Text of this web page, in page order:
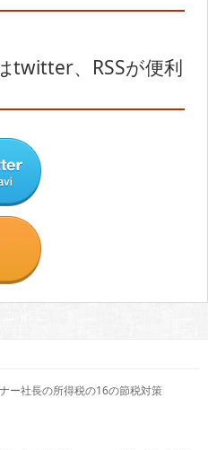
twitter、RSSが便利
ー社長の所得税の16の節税対策